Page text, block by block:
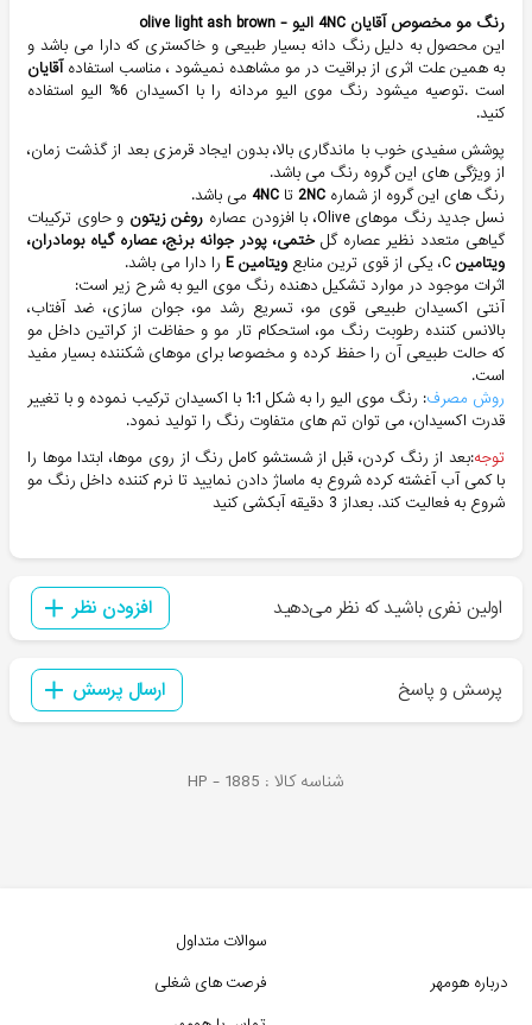
رنگ مو مخصوص آقایان 4NC الیو - olive light ash brown
این محصول به دلیل رنگ دانه بسیار طبیعی و خاکستری که دارا می باشد و
به همین علت اثری از براقیت در مو مشاهده نمیشود ، مناسب استفاده آقایان
است .توصیه میشود رنگ موی الیو مردانه را با اکسیدان 6% الیو استفاده
کنید.
پوشش سفیدی خوب با ماندگاری بالا، بدون ایجاد قرمزی بعد از گذشت زمان،
از ویژگی های این گروه رنگ می باشد.
رنگ های این گروه از شماره 2NC تا 4NC می باشد.
نسل جدید رنگ موهای Olive، با افزودن عصاره
روغن زیتون و حاوی ترکیبات
گیاهی متعدد نظیر عصاره گل ختمی، پودر جوانه برنج، عصاره گیاه بومادران،
ویتامین
ویتامین E
را دارا می باشد.
اثرات موجود در موارد تشکیل دهنده رنگ موی الیو به شرح زیر است:
آنتی اکسیدان طبیعی قوی مو، تسریع رشد مو، جوان سازی، ضد آفتاب،
بالانس کننده رطوبت رنگ مو، استحکام تار مو و حفاظت از کراتین داخل مو
که حالت طبیعی آن را حفظ کرده و مخصوصا برای موهای شکننده بسیار مفید
است.
روش مصرف
: رنگ موی الیو را به شکل 1:1 با اکسیدان ترکیب نموده و با تغییر
قدرت اکسیدان، می توان تم های متفاوت رنگ را تولید نمود.
توجه:بعد از رنگ کردن، قبل از شستشو کامل رنگ از روی موها، ابتدا موها را
با کمی آب آغشته کرده شروع به ماساژ دادن نمایید تا نرم کننده داخل رنگ مو
شروع به فعالیت کند. بعداز 3 دقیقه آبکشی کنید
اولین نفری باشید که نظر می‌دهید افزودن نظر
پرسش و پاسخ ارسال پرسش
شناسه کالا : HP - 1885
درباره هومهر
سوالات متداول
فرصت های شغلی